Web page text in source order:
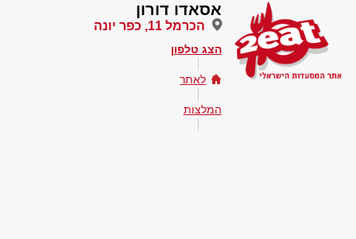
אסאדו דורון
הכרמל 11, כפר יונה
הצג טלפון
לאתר
המלצות